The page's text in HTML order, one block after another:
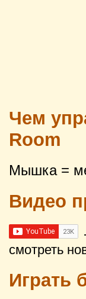
Чем
Room
Мышка =
Видео
смотреть
Играть